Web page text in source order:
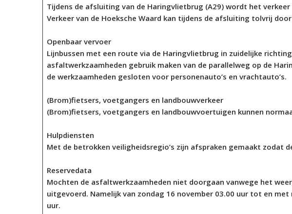
Tijdens de afsluiting van de Haringvlietbrug (A29) wordt het
Verkeer van de Hoeksche Waard kan tijdens de afsluiting tolvrij
Openbaar vervoer
Lijnbussen met een route via de Haringvlietbrug in zuidelijke
asfaltwerkzaamheden gebruik maken van de parallelweg op de
de werkzaamheden gesloten voor personenauto’s en vrachtauto’s.
(Brom)fietsers, voetgangers en landbouwverkeer
(Brom)fietsers, voetgangers en landbouwvoertuigen kunnen
Hulpdiensten
Met de betrokken veiligheidsregio’s zijn afspraken gemaakt zodat
Reservedata
Mochten de asfaltwerkzaamheden niet doorgaan vanwege het
uitgevoerd. Namelijk van zondag 16 november 03.00 uur tot en
uur.